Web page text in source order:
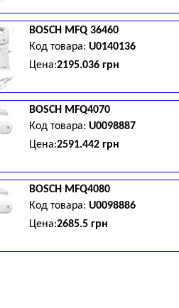
BOSCH MFQ 36460
Код товара: U0140136
Цена:2195.036 грн
BOSCH MFQ4070
Код товара: U0098887
Цена:2591.442 грн
BOSCH MFQ4080
Код товара: U0098886
Цена:2685.5 грн